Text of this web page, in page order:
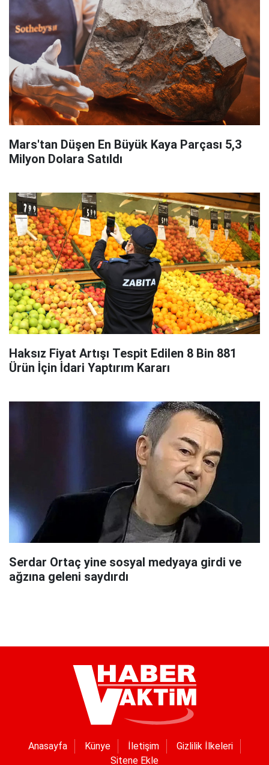
Mars'tan Düşen En Büyük Kaya Parçası 5,3
Milyon Dolara Satıldı
Haksız Fiyat Artışı Tespit Edilen 8 Bin 881
Ürün İçin İdari Yaptırım Kararı
Serdar Ortaç yine sosyal medyaya girdi ve
ağzına geleni saydırdı
Anasayfa Künye İletişim
Gizlilik İlkeleri
Sitene Ekle